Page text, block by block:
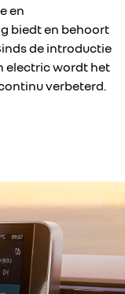
en
biedt en behoort
de introductie
electric wordt het
verbeterd.